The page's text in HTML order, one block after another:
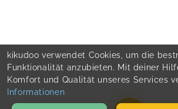
kikudoo verwendet Cookies, um die
Funktionalität anzubieten. Mit deiner
Komfort und Qualität unseres Services
Informationen